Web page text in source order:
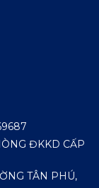
ĐKKD CẤP
TÂN PHÚ,